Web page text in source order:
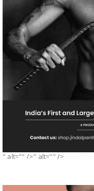
" alt="" />" alt="" />